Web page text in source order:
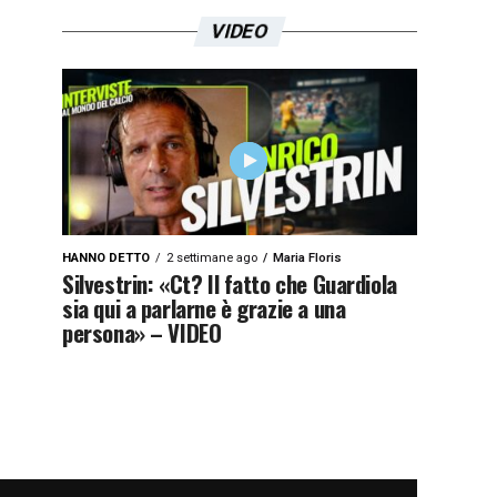
VIDEO
HANNO DETTO 2 settimane ago Maria Floris
Silvestrin: «Ct? Il fatto che Guardiola
sia qui a parlarne è grazie a una
persona» – VIDEO